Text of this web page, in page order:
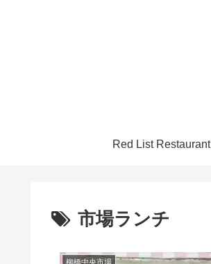
Red List Restaurant
市場ランチ
柳橋中央市場